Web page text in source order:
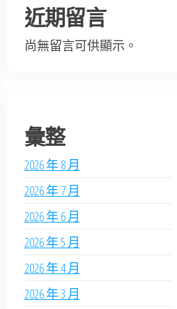
近期留言
尚無留言可供顯示。
彙整
2026 年 8 月
2026 年 7 月
2026 年 6 月
2026 年 5 月
2026 年 4 月
2026 年 3 月